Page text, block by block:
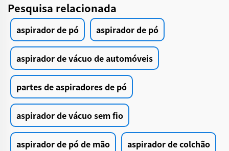
Pesquisa relacionada
aspirador de pó aspirador de pó
aspirador de vácuo de automóveis
partes de aspiradores de pó
aspirador de vácuo sem fio
aspirador de pó de mão aspirador de colchão